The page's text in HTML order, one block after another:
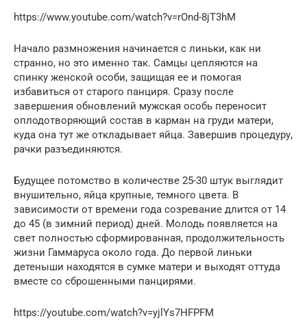
https://www.youtube.com/watch?v=rOnd-8jT3hM
Начало размножения начинается с линьки, как ни
странно, но это именно так. Самцы цепляются на
спинку женской особи, защищая ее и помогая
избавиться от старого панциря. Сразу после
завершения обновлений мужская особь переносит
оплодотворяющий состав в карман на груди матери,
куда она тут же откладывает яйца. Завершив процедуру,
рачки разъединяются.
Будущее потомство в количестве 25-30 штук выглядит
внушительно, яйца крупные, темного цвета. В
зависимости от времени года созревание длится от 14
до 45 (в зимний период) дней. Молодь появляется на
свет полностью сформированная, продолжительность
жизни Гаммаруса около года. До первой линьки
детеныши находятся в сумке матери и выходят оттуда
вместе со сброшенными панцирями.
https://youtube.com/watch?v=yjlYs7HFPFM